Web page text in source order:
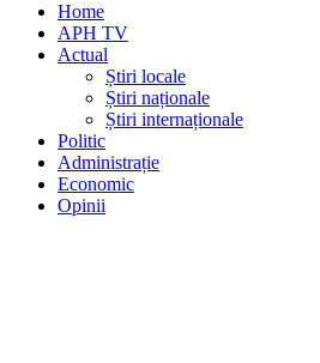
Home
APH TV
Actual
Știri locale
Știri naționale
Știri internaționale
Politic
Administrație
Economic
Opinii